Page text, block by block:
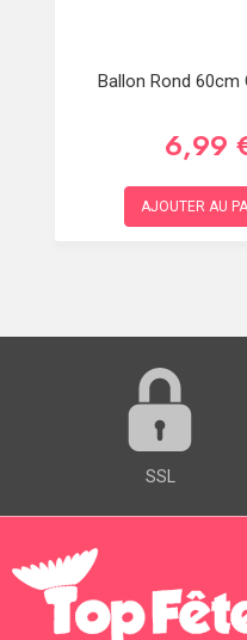
Ballon Rond 60cm
6,99
AJOUTER AU
SSL